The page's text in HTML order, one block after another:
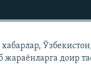
хабарлар,
жараëнларга доир